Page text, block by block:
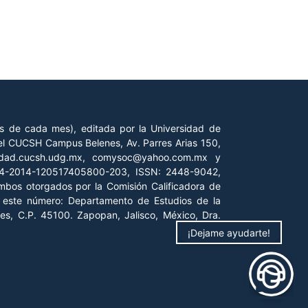
de cada mes), editada por la Universidad de
Campus Belenes, Av. Parres Arias 150,
comysoc@yahoo.com.mx y
2014-120517405800-203, ISSN: 2448-9042,
otorgados por la Comisión Calificadora de
número: Departamento de Estudios de la
C.P. 45100. Zapopan, Jalisco, México, Dra.
¡Dejame ayudarte!